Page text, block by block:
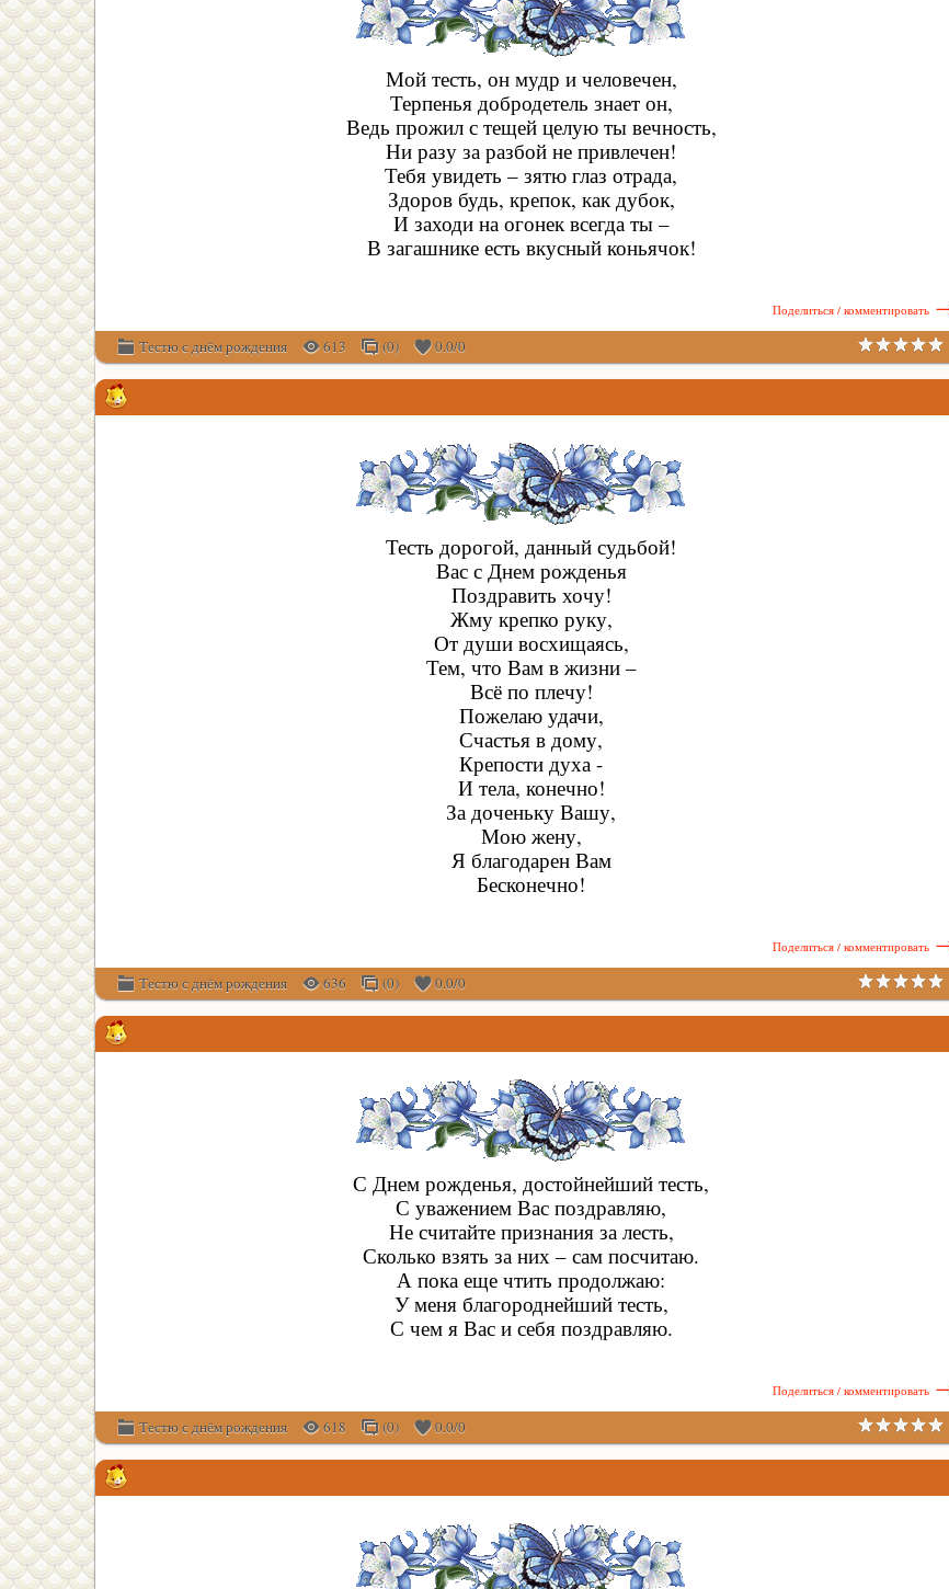
Мой тесть, он мудр и человечен,
Терпенья добродетель знает он,
Ведь прожил с тещей целую ты вечность,
Ни разу за разбой не привлечен!
Тебя увидеть – зятю глаз отрада,
Здоров будь, крепок, как дубок,
И заходи на огонек всегда ты –
В загашнике есть вкусный коньячок!
Поделиться / комментировать
Тестю с днём рождения 613 (0) 0.0/0
Тесть дорогой, данный судьбой!
Вас с Днем рожденья
Поздравить хочу!
Жму крепко руку,
От души восхищаясь,
Тем, что Вам в жизни –
Всё по плечу!
Пожелаю удачи,
Счастья в дому,
Крепости духа -
И тела, конечно!
За доченьку Вашу,
Мою жену,
Я благодарен Вам
Бесконечно!
Поделиться / комментировать
Тестю с днём рождения 636 (0) 0.0/0
С Днем рожденья, достойнейший тесть,
С уважением Вас поздравляю,
Не считайте признания за лесть,
Сколько взять за них – сам посчитаю.
А пока еще чтить продолжаю:
У меня благороднейший тесть,
С чем я Вас и себя поздравляю.
Поделиться / комментировать
Тестю с днём рождения 618 (0) 0.0/0